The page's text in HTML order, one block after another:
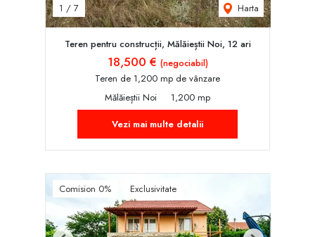
1 / 7 Harta
Teren pentru construcții, Mălăieștii Noi, 12 ari
18,500 € (negociabil)
Teren de 1,200 mp de vânzare
Mălăieștii Noi
1,200 mp
Vezi mai multe detalii
Comision 0% Exclusivitate